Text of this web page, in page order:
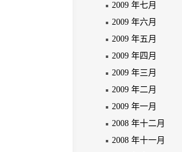
2009 年七月
2009 年六月
2009 年五月
2009 年四月
2009 年三月
2009 年二月
2009 年一月
2008 年十二月
2008 年十一月